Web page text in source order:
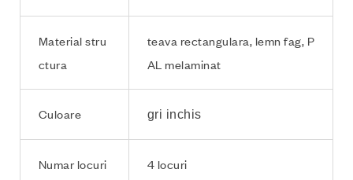
Material stru
ctura
teava rectangulara, lemn fag, P
AL melaminat
Culoare gri inchis
Numar locuri 4 locuri